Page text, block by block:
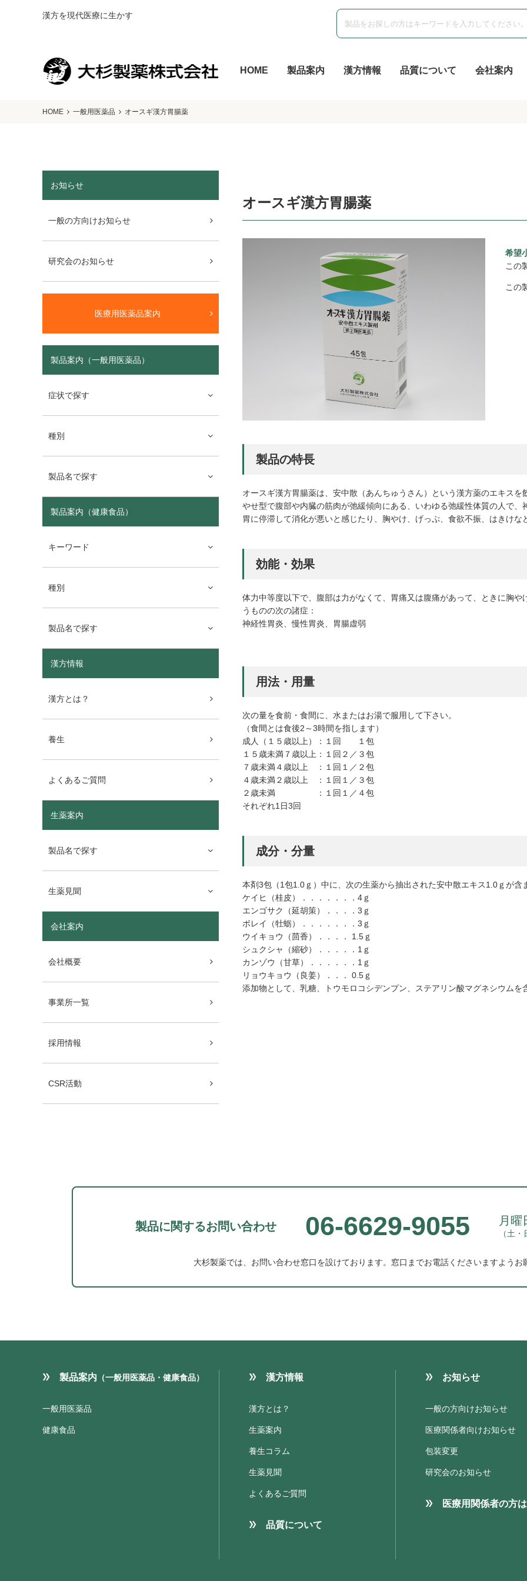
漢方を現代医療に生かす
HOME 製品案内 漢方情報 品質について 会社案内
HOME 一般用医薬品 オースギ漢方胃腸薬
オースギ漢方胃腸薬
希望
この
この
製品の特長
オースギ漢方胃腸薬は、安中散（あんちゅうさん）という漢方薬のエキス
やせ型で腹部や内臓の筋肉が弛緩傾向にある、いわゆる弛緩性体質の人で
胃に停滞して消化が悪いと感じたり、胸やけ、げっぷ、食欲不振、はきけな
効能・効果
体力中等度以下で、腹部は力がなくて、胃痛又は腹痛があって、ときに胸
うものの次の諸症：
神経性胃炎、慢性胃炎、胃腸虚弱
用法・用量
次の量を食前・食間に、水またはお湯で服用して下さい。
（食間とは食後2～3時間を指します）
成人（１５歳以上）：１回 １包
１５歳未満７歳以上：１回２／３包
７歳未満４歳以上 ：１回１／２包
４歳未満２歳以上 ：１回１／３包
２歳未満 ：１回１／４包
それぞれ1日3回
成分・分量
本剤3包（1包1.0ｇ）中に、次の生薬から抽出された安中散エキス1.0ｇが含
ケイヒ（桂皮）．．．．．．．4ｇ
エンゴサク（延胡策）．．．．3ｇ
ボレイ（牡蛎）．．．．．．．3ｇ
ウイキョウ（茴香）．．．． 1.5ｇ
シュクシャ（縮砂）．．．．．1ｇ
カンゾウ（甘草）．．．．．．1ｇ
リョウキョウ（良姜）．．． 0.5ｇ
添加物として、乳糖、トウモロコシデンプン、ステアリン酸マグネシウムを
お知らせ
一般の方向けお知らせ
研究会のお知らせ
医療用医薬品案内
製品案内（一般用医薬品）
症状で探す
種別
製品名で探す
製品案内（健康食品）
キーワード
種別
製品名で探す
漢方情報
漢方とは？
養生
よくあるご質問
生薬案内
製品名で探す
生薬見聞
会社案内
会社概要
事業所一覧
採用情報
CSR活動
製品に関するお問い合わせ 06-6629-9055 月曜
（土
大杉製薬では、お問い合わせ窓口を設けております。 窓口までお電話くださいますようお
製品案内 （一般用医薬品・健康食品）
一般用医薬品
健康食品
漢方情報
漢方とは？
生薬案内
養生コラム
生薬見聞
よくあるご質問
品質について
お知らせ
一般の方向けお知らせ
医療関係者向けお知らせ
包装変更
研究会のお知らせ
医療用関係者の方